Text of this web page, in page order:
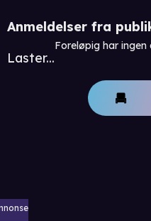
Anmeldelser fra
Laster...
Foreløpig har